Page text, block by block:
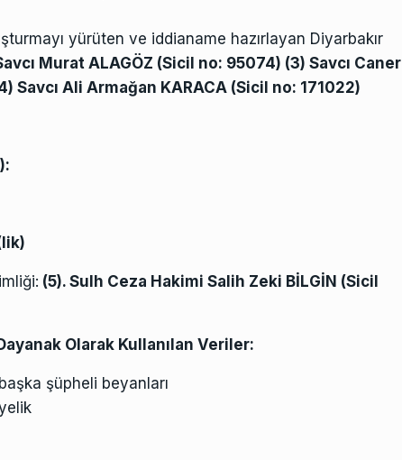
yürüten ve iddianame hazırlayan Diyarbakır
Murat ALAGÖZ (Sicil no: 95074) (3) Savcı Caner
Savcı Ali Armağan KARACA (Sicil no: 171022)
(5). Sulh Ceza Hakimi Salih Zeki BİLGİN (Sicil
Olarak Kullanılan Veriler:
şüpheli beyanları